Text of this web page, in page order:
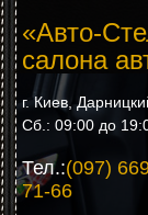
«Авто-
салона
г. Киев,
Сб.: 09:00 до
Тел.:(097)
71-66